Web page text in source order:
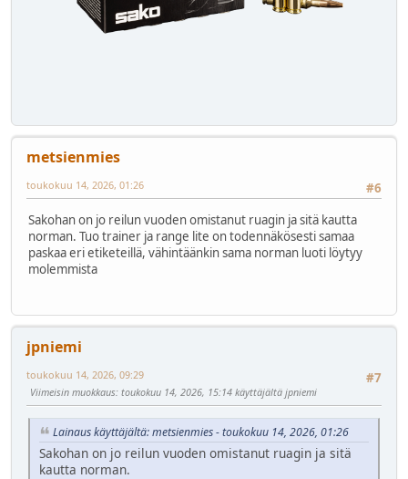
metsienmies
#6
toukokuu 14, 2026, 01:26
Sakohan on jo reilun vuoden omistanut ruagin ja sitä kautta
norman. Tuo trainer ja range lite on todennäkösesti samaa
paskaa eri etiketeillä, vähintäänkin sama norman luoti löytyy
molemmista
jpniemi
#7
toukokuu 14, 2026, 09:29
Viimeisin muokkaus: toukokuu 14, 2026, 15:14 käyttäjältä jpniemi
Lainaus käyttäjältä: metsienmies - toukokuu 14, 2026, 01:26
Sakohan on jo reilun vuoden omistanut ruagin ja sitä
kautta norman.